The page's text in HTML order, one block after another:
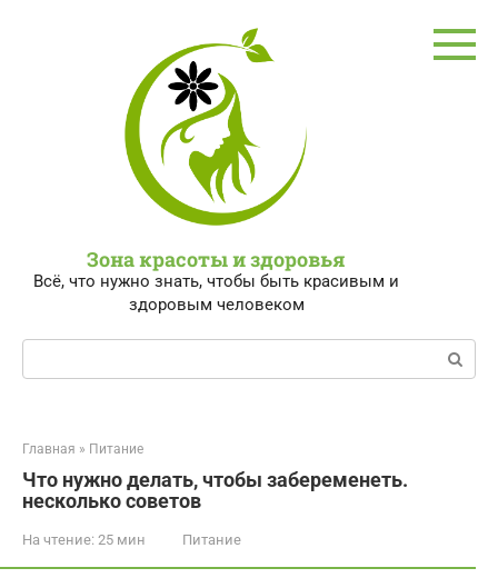
Зона красоты и здоровья
Всё, что нужно знать, чтобы быть красивым и
здоровым человеком
Поиск:
Главная » Питание
Что нужно делать, чтобы забеременеть.
несколько советов
На чтение: 25 мин Питание